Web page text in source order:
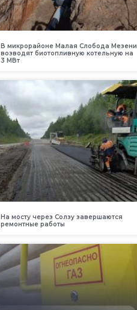
В микрорайоне Малая Слобода Мезени
возводят биотопливную котельную на
3 МВт
На мосту через Солзу завершаются
ремонтные работы